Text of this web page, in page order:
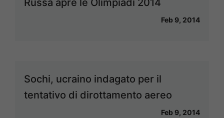
Russa apre le Olimpiadi 2014
Feb 9, 2014
Sochi, ucraino indagato per il
tentativo di dirottamento aereo
Feb 9, 2014